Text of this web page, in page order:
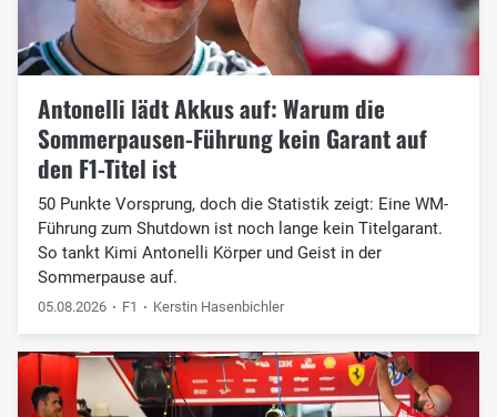
Antonelli lädt Akkus auf: Warum die
Sommerpausen-Führung kein Garant auf
den F1-Titel ist
50 Punkte Vorsprung, doch die Statistik zeigt: Eine WM-
Führung zum Shutdown ist noch lange kein Titelgarant.
So tankt Kimi Antonelli Körper und Geist in der
Sommerpause auf.
05.08.2026 F1 Kerstin Hasenbichler